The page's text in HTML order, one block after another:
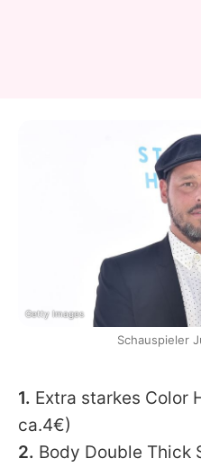
1. Extra starkes Color
ca.4€)
2. Body Double Thick
Getty Images
Schauspieler